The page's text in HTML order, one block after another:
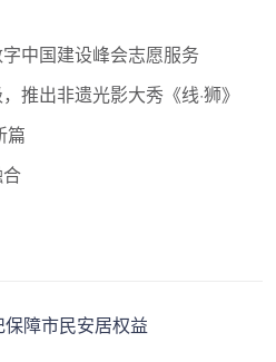
中国建设峰会志愿服务
推出非遗光影大秀《线·狮》
篇
障市民安居权益